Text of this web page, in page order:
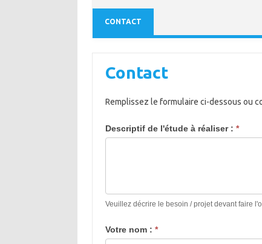
CONTACT
Contact
Remplissez le formulaire ci-dessous ou
Devis
étude
Descriptif de l'étude à réaliser : *
Veuillez décrire le besoin / projet devant faire
Votre nom : *